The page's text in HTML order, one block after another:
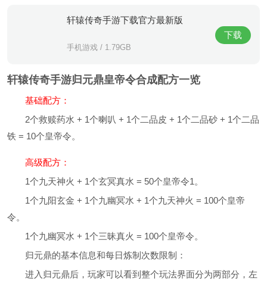
轩辕传奇手游下载官方最新版
手机游戏 / 1.79GB
下载
轩辕传奇手游归元鼎皇帝令合成配方一览
基础配方‌：
2个救赎药水 + 1个喇叭 + 1个二品皮 + 1个二品砂 + 1个二品
铁 = 10个皇帝令‌。
高级配方‌：
1个九天神火 + 1个玄冥真水 = 50个皇帝令‌1。
1个九阳玄金 + 1个九幽冥水 + 1个九天神火 = 100个皇帝
令‌。
1个九幽冥水 + 1个三昧真火 = 100个皇帝令‌。
‌归元鼎的基本信息和每日炼制次数限制‌：
进入归元鼎后，玩家可以看到整个玩法界面分为两部分，左